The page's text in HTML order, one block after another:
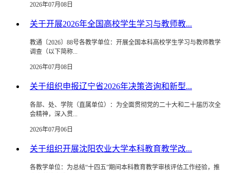
2026年07月08日
关于开展2026年全国高校学生学习与教师教...
教通〔2026〕88号各教学单位：开展全国本科高校学生学习与教师教学
调查（以下简称...
2026年07月08日
关于组织申报辽宁省2026年决策咨询和新型...
各部、处、学院（直属单位）：为全面贯彻党的二十大和二十届历次全
会精神，深入贯...
2026年07月06日
关于组织开展沈阳农业大学本科教育教学改...
各教学单位：为总结“十四五”期间本科教育教学审核评估工作经验，推